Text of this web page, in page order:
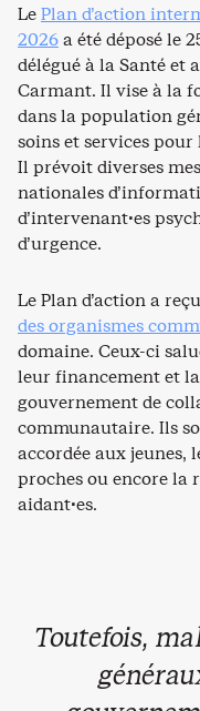
LePlan d’action
2026a été déposé le
délégué à la Santé et
Carmant. Il vise à la
dans la population
soins et services
Il prévoit diverses
nationales
d’intervenant·es
d’urgence.
Le Plan d’action a reçu
des organismes
domaine. Ceux-ci
leur financement et
gouvernement de
communautaire. Ils
accordée aux
proches ou encore la
aidant·es.
Toutefois,